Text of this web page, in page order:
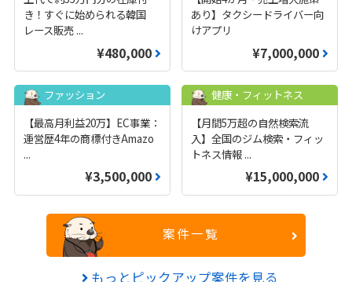
き！すぐに始められる韓国
レース販売 ...
¥480,000
あり】タクシードライバー向
けアプリ
¥7,000,000
ファッション
【最高月利益20万】EC事業：
運営歴4年の商標付きAmazo
...
¥3,500,000
健康・フィットネス
【月間5万超の自然検索流
入】全国のジム検索・フィッ
トネス情報 ...
¥15,000,000
案件一覧
もっとピックアップ案件を見る